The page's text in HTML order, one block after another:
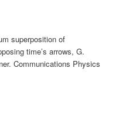
superposition of
time’s arrows, G.
Communications Physics